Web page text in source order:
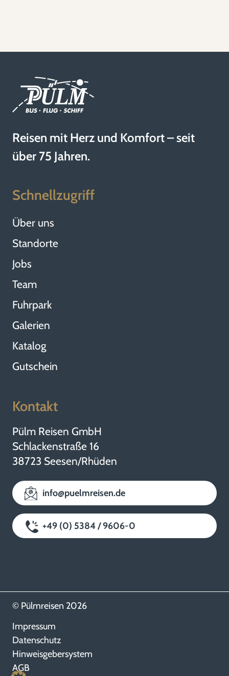
Reisen mit Herz und Komfort – seit
über 75 Jahren.
Schnellzugriff
Über uns
Standorte
Jobs
Team
Fuhrpark
Galerien
Katalog
Gutschein
Kontakt
Pülm Reisen GmbH
Schlackenstraße 16
38723 Seesen/Rhüden
info@puelmreisen.de
+49 (0) 5384 / 9606-0
© Pülmreisen 2026
Impressum
Datenschutz
Hinweisgebersystem
AGB